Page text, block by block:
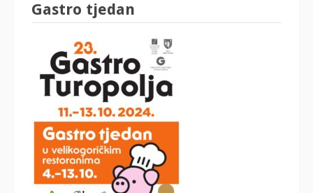
Gastro tjedan